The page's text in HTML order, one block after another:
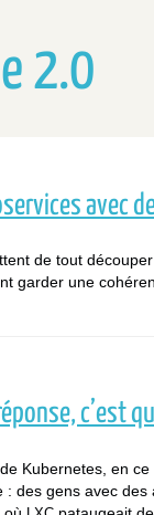
2.0
avec
de tout
garder une
c’est
Kubernetes, en
: des gens avec des